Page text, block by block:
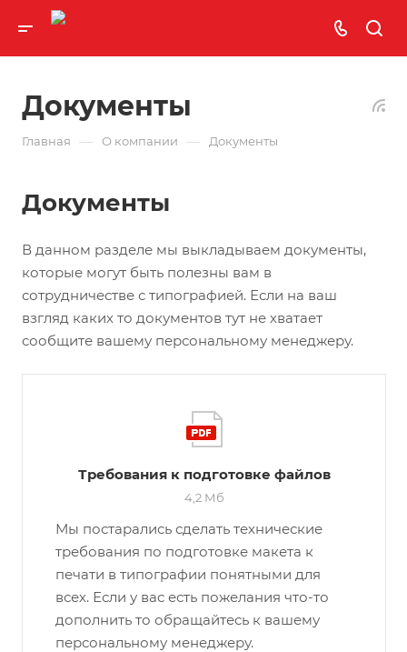
Документы
Главная — О компании — Документы
Документы
В данном разделе мы выкладываем документы,
которые могут быть полезны вам в
сотрудничестве с типографией. Если на ваш
взгляд каких то документов тут не хватает
сообщите вашему персональному менеджеру.
Требования к подготовке файлов
4,2 Мб
Мы постарались сделать технические
требования по подготовке макета к
печати в типографии понятными для
всех. Если у вас есть пожелания что-то
дополнить то обращайтесь к вашему
персональному менеджеру.